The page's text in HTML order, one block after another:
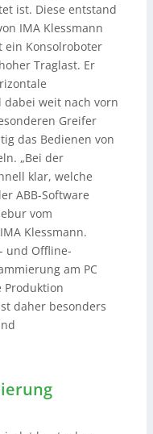
ist. Diese entstand
IMA Klessmann
ein Konsolroboter
Traglast. Er
weit nach vorn
Greifer
das Bedienen von
„Bei der
klar, welche
ABB-Software
vom
Klessmann.
und Offline-
am PC
daher besonders